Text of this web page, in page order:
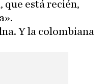
que está recién,
Y la colombiana